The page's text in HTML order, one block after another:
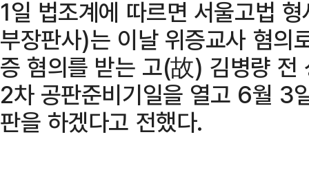
1일 법조계에 따르면 서울고법
부장판사)는 이날 위증교사 혐의
증 혐의를 받는 고(故) 김병량 전
2차 공판준비기일을 열고 6월 3
판을 하겠다고 전했다.